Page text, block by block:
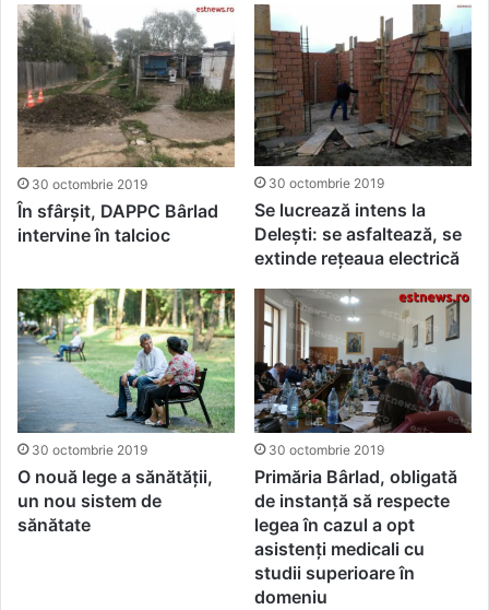
30 octombrie 2019
În sfârșit, DAPPC Bârlad
intervine în talcioc
30 octombrie 2019
Se lucrează intens la
Delești: se asfaltează, se
extinde rețeaua electrică
30 octombrie 2019
O nouă lege a sănătății,
un nou sistem de
sănătate
30 octombrie 2019
Primăria Bârlad, obligată
de instanță să respecte
legea în cazul a opt
asistenți medicali cu
studii superioare în
domeniu